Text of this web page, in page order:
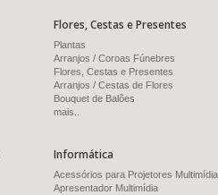
Flores, Cestas e Presentes
Plantas
Arranjos / Coroas Fúnebres
Flores, Cestas e Presentes
Arranjos / Cestas de Flores
Bouquet de Balões
mais..
Informática
Acessórios para Projetores Multimídia
Apresentador Multimídia